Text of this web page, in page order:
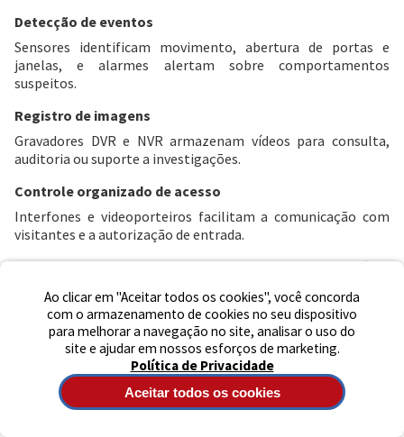
Ao clicar em "Aceitar todos os cookies", você concorda
com o armazenamento de cookies no seu dispositivo
para melhorar a navegação no site, analisar o uso do
site e ajudar em nossos esforços de marketing.
Política de Privacidade
Aceitar todos os cookies
Detecção de eventos
Sensores identificam movimento, abertura de portas e
janelas, e alarmes alertam sobre comportamentos
suspeitos.
Registro de imagens
Gravadores DVR e NVR armazenam vídeos para consulta,
auditoria ou suporte a investigações.
Controle organizado de acesso
Interfones e videoporteiros facilitam a comunicação com
visitantes e a autorização de entrada.
Esses recursos ajudam a proteger espaços de uso diário,
Equipamentos para monitoramento e
proteção eletrônica
Câmeras IP e câmeras Wi-Fi
Disponíveis para áreas internas ou externas, com modos de
conversa no WhatsApp.
Nome Completo
E-mail
Iniciar Conversa